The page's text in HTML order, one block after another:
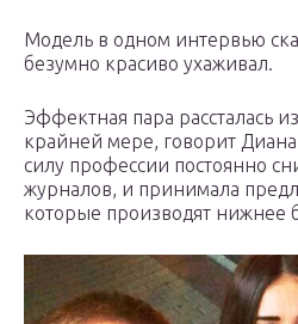
Модель в одном интервью
безумно красиво ухаживал.
Эффектная пара рассталась
крайней мере, говорит
силу профессии постоянно
журналов, и принимала
которые производят нижнее